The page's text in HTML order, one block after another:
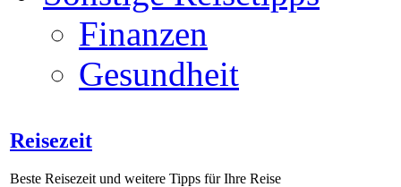
Finanzen
Gesundheit
Reisezeit
Beste Reisezeit und weitere Tipps für Ihre Reise